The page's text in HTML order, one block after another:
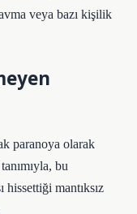
veya bazı kişilik
paranoya olarak
bu
mantıksız